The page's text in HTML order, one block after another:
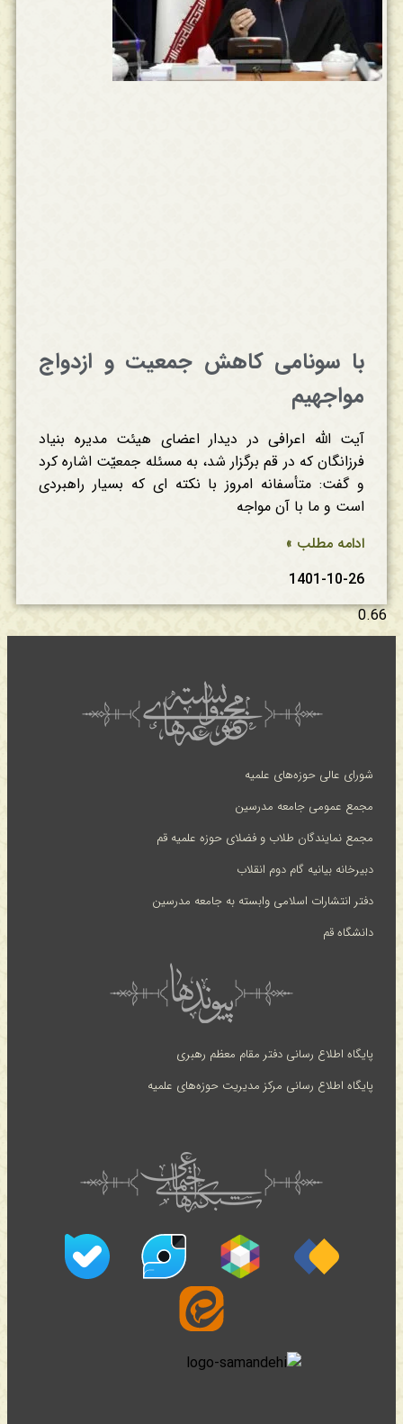
با سونامی کاهش جمعیت و ازدواج
مواجهیم
آیت الله اعرافی در دیدار اعضای هیئت مدیره بنیاد
فرزانگان که در قم برگزار شد، به مسئله جمعیّت اشاره کرد
و گفت: متأسفانه امروز با نکته ای که بسیار راهبردی
است و ما با آن مواجه
ادامه مطلب »
1401-10-26
شورای عالی حوزه‌های علمیه
مجمع عمومی جامعه مدرسین
مجمع نمایندگان طلاب و فضلای حوزه علمیه قم
دبیرخانه بیانیه گام دوم انقلاب
دفتر انتشارات اسلامی وابسته به جامعه مدرسین
دانشگاه قم
پایگاه اطلاع رسانی دفتر مقام معظم رهبری
پایگاه اطلاع رسانی مرکز مدیریت حوزه‌های علمیه